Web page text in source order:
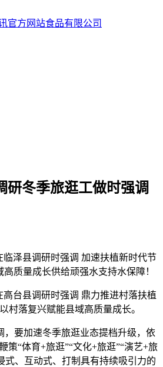
研冬季旅逛工做时强调
泽县调研时强调 加速扶植新时代节
质量成长供给顽强水支持水保障！
台县调研时强调 鼎力推进村落扶植
村落复兴赋能县域高质量成长。
要加速冬季旅逛业态提档升级，依
策“体育+旅逛”“文化+旅逛”“演艺+旅
式、互动式、打制具有持续吸引力的